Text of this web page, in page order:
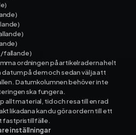
fallande)
ordningen på artikelraderna helt
datum på dem och sedan välja att
Datumkolumnen behöver inte
ska fungera.
allt material, tid och resa till en rad
likadana kan du göra ordern till ett
fastpristillfälle.
inställningar